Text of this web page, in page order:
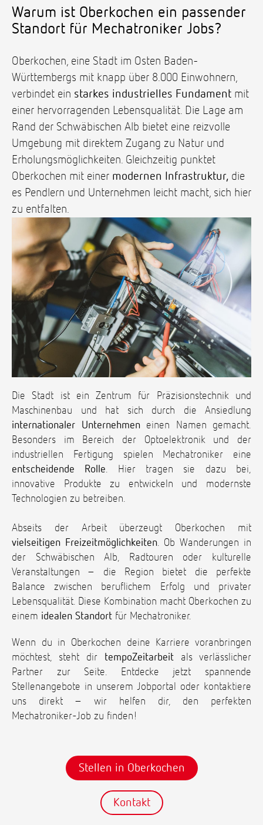
Warum ist Oberkochen ein passender
Standort für Mechatroniker Jobs?
Oberkochen, eine Stadt im Osten Baden-
Württembergs mit knapp über 8.000 Einwohnern,
verbindet ein starkes industrielles Fundament mit
einer hervorragenden Lebensqualität. Die Lage am
Rand der Schwäbischen Alb bietet eine reizvolle
Umgebung mit direktem Zugang zu Natur und
Erholungsmöglichkeiten. Gleichzeitig punktet
Oberkochen mit einer modernen Infrastruktur, die
es Pendlern und Unternehmen leicht macht, sich hier
zu entfalten.
Die Stadt ist ein Zentrum für Präzisionstechnik und
Maschinenbau und hat sich durch die Ansiedlung
internationaler Unternehmeneinen Namen gemacht.
Besonders im Bereich der Optoelektronik und der
industriellen Fertigung spielen Mechatroniker eine
entscheidende Rolle. Hier tragen sie dazu bei,
innovative Produkte zu entwickeln und modernste
Technologien zu betreiben.
Abseits der Arbeit überzeugt Oberkochen mit
vielseitigen Freizeitmöglichkeiten. Ob Wanderungen in
der Schwäbischen Alb, Radtouren oder kulturelle
Veranstaltungen – die Region bietet die perfekte
Balance zwischen beruflichem Erfolg und privater
Lebensqualität. Diese Kombination macht Oberkochen zu
einem idealen Standort für Mechatroniker.
Wenn du in Oberkochen deine Karriere voranbringen
möchtest, steht dir tempoZeitarbeit als verlässlicher
Partner zur Seite. Entdecke jetzt spannende
Stellenangebote in unserem Jobportal oder kontaktiere
uns direkt – wir helfen dir, den perfekten
Mechatroniker-Job zu finden!
Stellen in Oberkochen
Kontakt